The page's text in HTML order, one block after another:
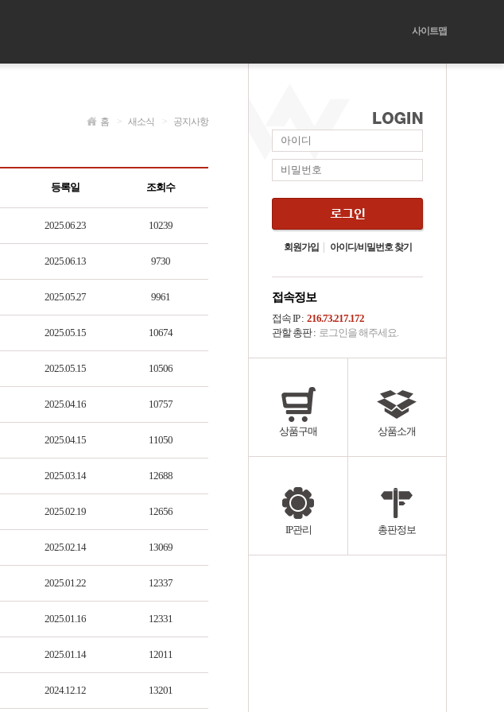
사이트맵
홈 > 새소식 > 공지사항
등록일 조회수
2025.06.23 10239
2025.06.13 9730
2025.05.27 9961
2025.05.15 10674
2025.05.15 10506
2025.04.16 10757
2025.04.15 11050
2025.03.14 12688
2025.02.19 12656
2025.02.14 13069
2025.01.22 12337
2025.01.16 12331
2025.01.14 12011
2024.12.12 13201
회원가입 아이디/비밀번호 찾기
접속정보
접속 IP : 216.73.217.172
관할 총판 : 로그인을 해주세요.
상품구매 상품소개
IP관리 총판정보